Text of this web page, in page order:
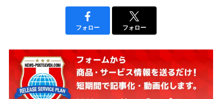
フォロー フォロー